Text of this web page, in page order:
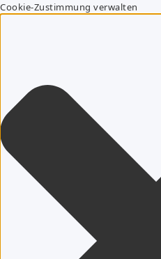
Cookie-Zustimmung verwalten